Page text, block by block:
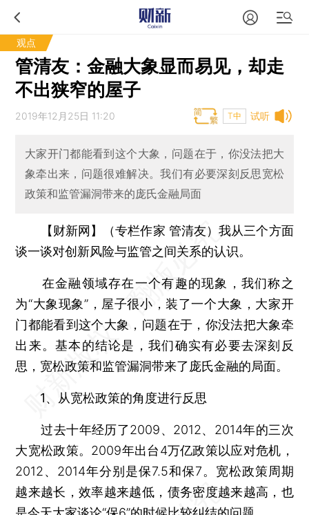
观点
管清友：金融大象显而易见，却走
不出狭窄的屋子
试听
2019年12月25日 11:20 T中
大家开门都能看到这个大象，问题在于，你没法把大
象牵出来，问题很难解决。我们有必要深刻反思宽松
政策和监管漏洞带来的庞氏金融局面
【财新网】（专栏作家 管清友）我从三个方面
谈一谈对创新风险与监管之间关系的认识。
在金融领域存在一个有趣的现象，我们称之
为“大象现象”，屋子很小，装了一个大象，大家开
门都能看到这个大象，问题在于，你没法把大象牵
出来。基本的结论是，我们确实有必要去深刻反
思，宽松政策和监管漏洞带来了庞氏金融的局面。
1、从宽松政策的角度进行反思
过去十年经历了2009、2012、2014年的三次
大宽松政策。2009年出台4万亿政策以应对危机，
2012、2014年分别是保7.5和保7。宽松政策周期
越来越长，效率越来越低，债务密度越来越高，也